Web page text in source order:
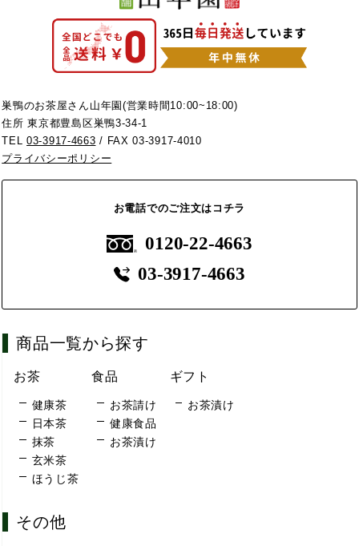
巣鴨のお茶屋さん山年園(営業時間10:00~18:00)
住所 東京都豊島区巣鴨3-34-1
TEL03-3917-4663 / FAX 03-3917-4010
プライバシーポリシー
お電話でのご注文はコチラ
0120-22-4663
03-3917-4663
商品一覧から探す
お茶
健康茶
日本茶
抹茶
玄米茶
ほうじ茶
食品
お茶請け
健康食品
お茶漬け
ギフト
お茶漬け
その他